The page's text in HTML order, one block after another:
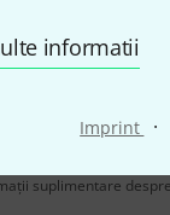
informatii
Imprint ·
acum”, sunteți de
suplimentare